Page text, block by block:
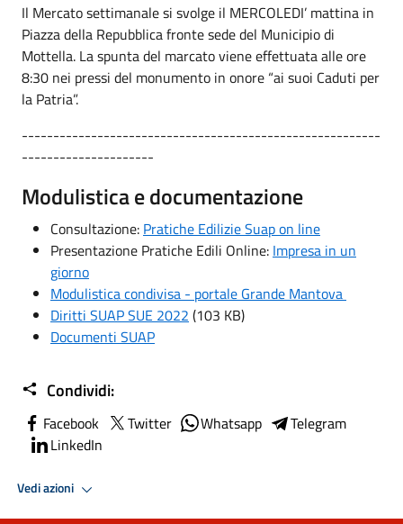
Il Mercato settimanale si svolge il MERCOLEDI’ mattina in
Piazza della Repubblica fronte sede del Municipio di
Mottella. La spunta del marcato viene effettuata alle ore
8:30 nei pressi del monumento in onore “ai suoi Caduti per
la Patria”.
---------------------------------------------------------
---------------------
Modulistica e documentazione
Consultazione: Pratiche Edilizie Suap on line
Presentazione Pratiche Edili Online: Impresa in un
giorno
Modulistica condivisa - portale Grande Mantova
Diritti SUAP SUE 2022 (103 KB)
Documenti SUAP
Condividi:
Facebook Twitter Whatsapp
Telegram
LinkedIn
Vedi azioni